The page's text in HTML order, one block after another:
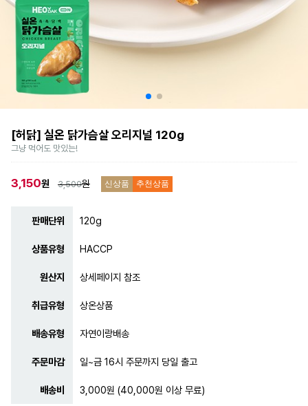
[허닭] 실온 닭가슴살 오리지널 120g
그냥 먹어도 맛있는!
3,150원 3,500원 신상품 추천상품
판매단위 120g
상품유형 HACCP
원산지 상세페이지 참조
취급유형 상온상품
배송유형 자연이랑배송
주문마감 일~금 16시 주문까지 당일 출고
배송비 3,000원 (40,000원 이상 무료)